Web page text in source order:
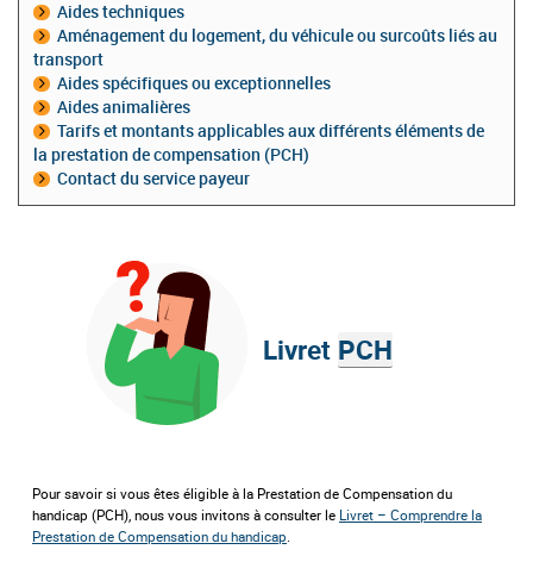
Aides techniques
Aménagement du logement, du véhicule ou surcoûts liés au
transport
Aides spécifiques ou exceptionnelles
Aides animalières
Tarifs et montants applicables aux différents éléments de
la prestation de compensation (PCH)
Contact du service payeur
Livret PCH
Pour savoir si vous êtes éligible à la Prestation de Compensation du
handicap (PCH), nous vous invitons à consulter le Livret – Comprendre la
Prestation de Compensation du handicap.